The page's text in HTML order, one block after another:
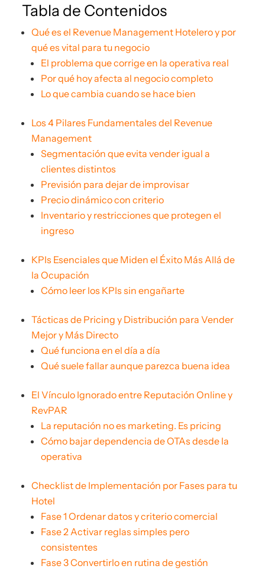
Tabla de Contenidos
Qué es el Revenue Management Hotelero y por
qué es vital para tu negocio
El problema que corrige en la operativa real
Por qué hoy afecta al negocio completo
Lo que cambia cuando se hace bien
Los 4 Pilares Fundamentales del Revenue
Management
Segmentación que evita vender igual a
clientes distintos
Previsión para dejar de improvisar
Precio dinámico con criterio
Inventario y restricciones que protegen el
ingreso
KPIs Esenciales que Miden el Éxito Más Allá de
la Ocupación
Cómo leer los KPIs sin engañarte
Tácticas de Pricing y Distribución para Vender
Mejor y Más Directo
Qué funciona en el día a día
Qué suele fallar aunque parezca buena idea
El Vínculo Ignorado entre Reputación Online y
RevPAR
La reputación no es marketing. Es pricing
Cómo bajar dependencia de OTAs desde la
operativa
Checklist de Implementación por Fases para tu
Hotel
Fase 1 Ordenar datos y criterio comercial
Fase 2 Activar reglas simples pero
consistentes
Fase 3 Convertirlo en rutina de gestión